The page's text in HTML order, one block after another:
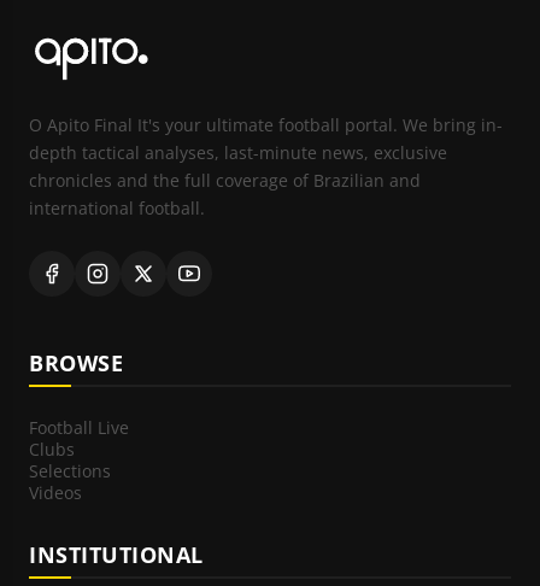
O Apito Final It's your ultimate football portal. We bring in-
depth tactical analyses, last-minute news, exclusive
chronicles and the full coverage of Brazilian and
international football.
BROWSE
Football Live
Clubs
Selections
Videos
INSTITUTIONAL